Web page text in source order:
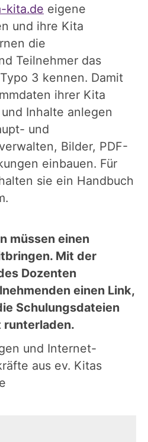
kita.de eigene
und ihre Kita
die
Teilnehmer das
3 kennen. Damit
ihrer Kita
Inhalte anlegen
und
Bilder, PDF-
einbauen. Für
sie ein Handbuch
müssen einen
Mit der
Dozenten
einen Link,
Schulungsdateien
runterladen.
und Internet-
aus ev. Kitas